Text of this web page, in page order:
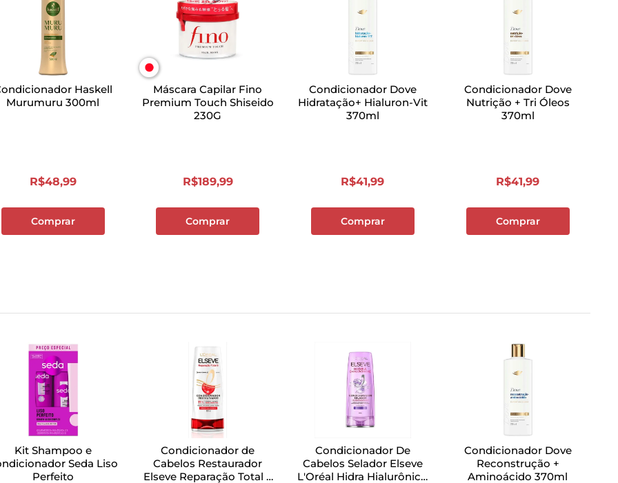
Haskell
Murumuru 300ml
R$48,99
Comprar
Máscara Capilar Fino
Premium Touch Shiseido
230G
R$189,99
Comprar
Condicionador Dove
Hidratação+ Hialuron-Vit
370ml
R$41,99
Comprar
Condicionador Dove
Nutrição + Tri Óleos
370ml
R$41,99
Comprar
Kit Shampoo e
Seda Liso
Perfeito
Condicionador de
Cabelos Restaurador
Elseve Reparação Total 5
Condicionador De
Cabelos Selador Elseve
L'Oréal Hidra Hialurônico
Condicionador Dove
Reconstrução +
Aminoácido 370ml